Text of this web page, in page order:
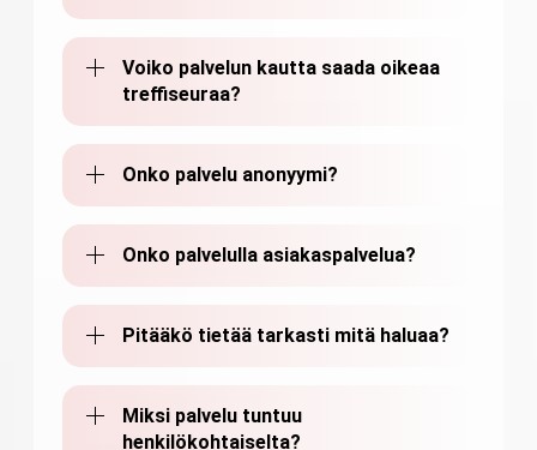
Voiko palvelun kautta saada oikeaa
treffiseuraa?
Onko palvelu anonyymi?
Onko palvelulla asiakaspalvelua?
Pitääkö tietää tarkasti mitä haluaa?
Miksi palvelu tuntuu
henkilökohtaiselta?